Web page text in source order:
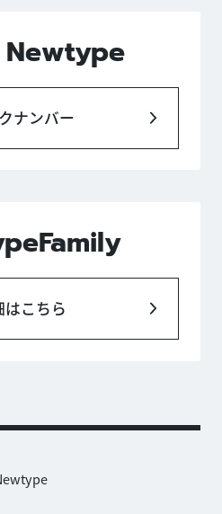
Newtype
ナンバー
はこちら